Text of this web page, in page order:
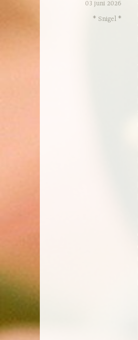
03 juni 2026
* Snigel *